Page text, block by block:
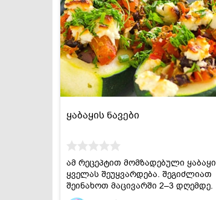
ყაბაყის ნავები
ამ რეცეპტით მომზადებული ყაბაყი
ყველას შეუყვარდება. შეგიძლიათ
შეინახოთ მაცივარში 2–3 დღემდე.